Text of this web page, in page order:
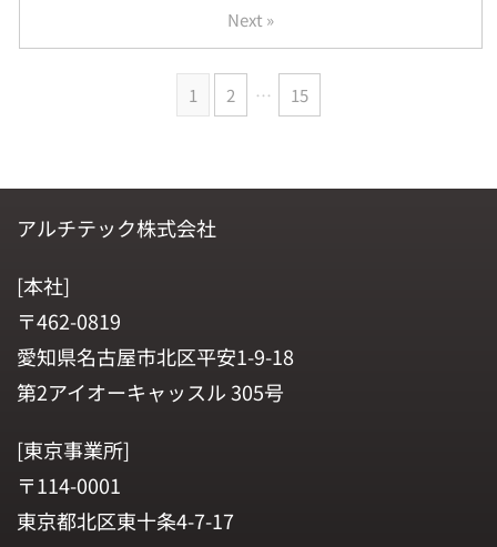
1 2 … 15
Next »
アルチテック株式会社
[本社]
〒462-0819
愛知県名古屋市北区平安1-9-18
第2アイオーキャッスル 305号
[東京事業所]
〒114-0001
東京都北区東十条4-7-17